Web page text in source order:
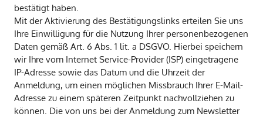
bestätigt haben.
Mit der Aktivierung des Bestätigungslinks erteilen Sie uns
Ihre Einwilligung für die Nutzung Ihrer personenbezogenen
Daten gemäß Art. 6 Abs. 1 lit. a DSGVO. Hierbei speichern
wir Ihre vom Internet Service-Provider (ISP) eingetragene
IP-Adresse sowie das Datum und die Uhrzeit der
Anmeldung, um einen möglichen Missbrauch Ihrer E-Mail-
Adresse zu einem späteren Zeitpunkt nachvollziehen zu
können. Die von uns bei der Anmeldung zum Newsletter